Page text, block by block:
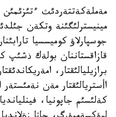
مةملةكةتتةردئث
مينيسترلئگئنة وتكةن
جوسپارلاؤ كوميسسيا
قازاقستاننان بولةك ذشئپ
برازيليالئقتار،
اأستريالئقتار مةن
كةلئسئم جاپونيا،